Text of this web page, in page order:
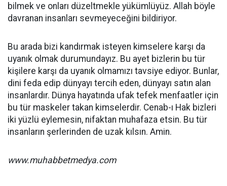
bilmek ve onları düzeltmekle yükümlüyüz. Allah böyle
davranan insanları sevmeyeceğini bildiriyor.
Bu arada bizi kandırmak isteyen kimselere karşı da
uyanık olmak durumundayız. Bu ayet bizlerin bu tür
kişilere karşı da uyanık olmamızı tavsiye ediyor. Bunlar,
dini feda edip dünyayı tercih eden, dünyayı satın alan
insanlardır. Dünya hayatında ufak tefek menfaatler için
bu tür maskeler takan kimselerdir. Cenab-ı Hak bizleri
iki yüzlü eylemesin, nifaktan muhafaza etsin. Bu tür
insanların şerlerinden de uzak kılsın. Amin.
www.muhabbetmedya.com